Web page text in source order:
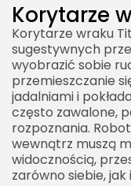
Korytarze
Korytarze wraku
sugestywnych
wyobrazić sobie
przemieszczanie
jadalniami i
często zawalone,
rozpoznania.
wewnątrz muszą
widocznością,
zarówno siebie, jak